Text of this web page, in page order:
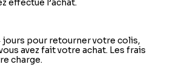
Non
Micro
effectué l’achat.
jours pour retourner votre colis,
avez fait votre achat. Les frais
charge.